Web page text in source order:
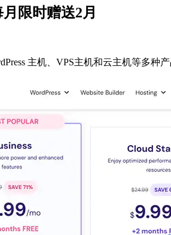
限时赠送2月
主机、VPS主机和云主机等多